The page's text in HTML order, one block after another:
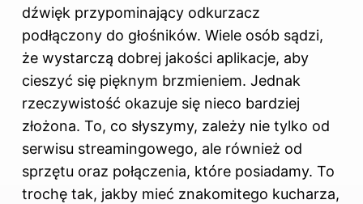
dźwięk przypominający odkurzacz
podłączony do głośników. Wiele osób sądzi,
że wystarczą dobrej jakości aplikacje, aby
cieszyć się pięknym brzmieniem. Jednak
rzeczywistość okazuje się nieco bardziej
złożona. To, co słyszymy, zależy nie tylko od
serwisu streamingowego, ale również od
sprzętu oraz połączenia, które posiadamy. To
trochę tak, jakby mieć znakomitego kucharza,